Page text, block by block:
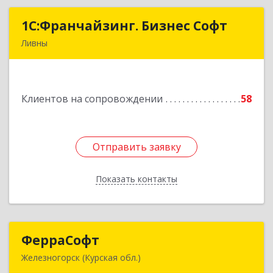
1C:Франчайзинг. Бизнес Софт
Ливны
Клиентов на сопровождении 58
Отправить заявку
Показать контакты
1C:Франчайзинг. Бизнес Софт
Подробнее
Отправить заявку
Назад
ФерраСофт
Железногорск (Курская обл.)